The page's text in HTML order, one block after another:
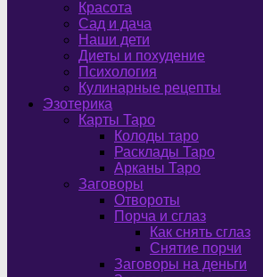
Красота
Сад и дача
Наши дети
Диеты и похудение
Психология
Кулинарные рецепты
Эзотерика
Карты Таро
Колоды таро
Расклады Таро
Арканы Таро
Заговоры
Отвороты
Порча и сглаз
Как снять сглаз
Снятие порчи
Заговоры на деньги